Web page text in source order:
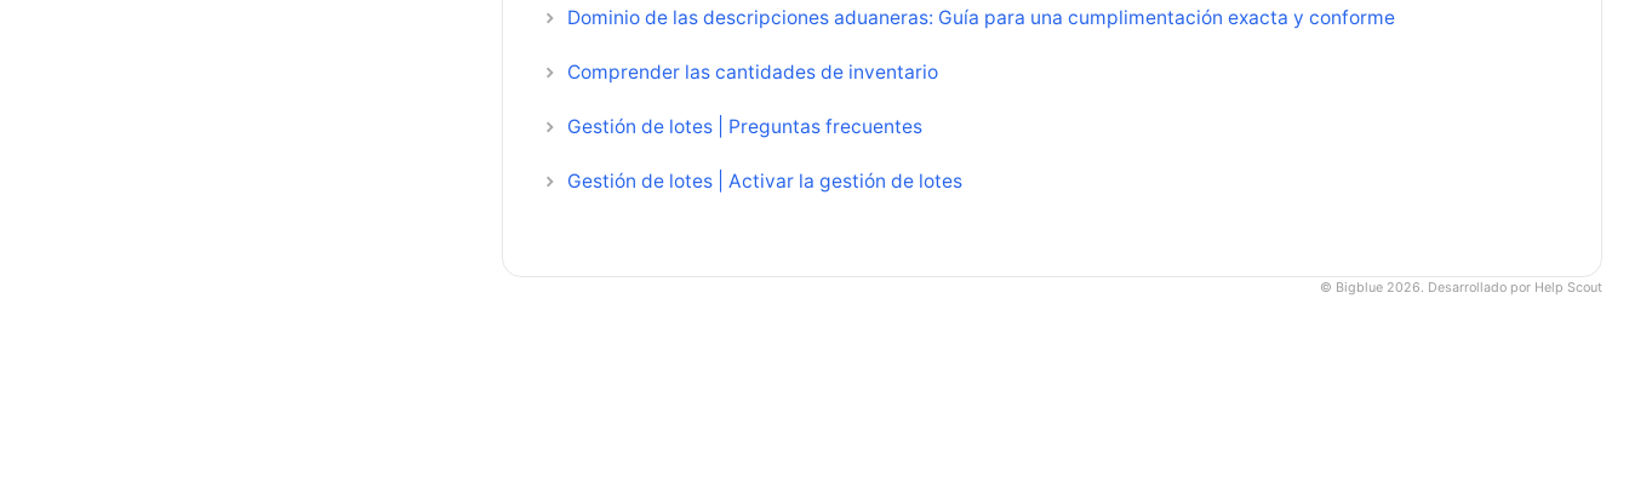
Dominio de las descripciones aduaneras: Guía para una cumplimentación exacta y conforme
Comprender las cantidades de inventario
Gestión de lotes | Preguntas frecuentes
Gestión de lotes | Activar la gestión de lotes
© Bigblue 2026. Desarrollado por Help Scout